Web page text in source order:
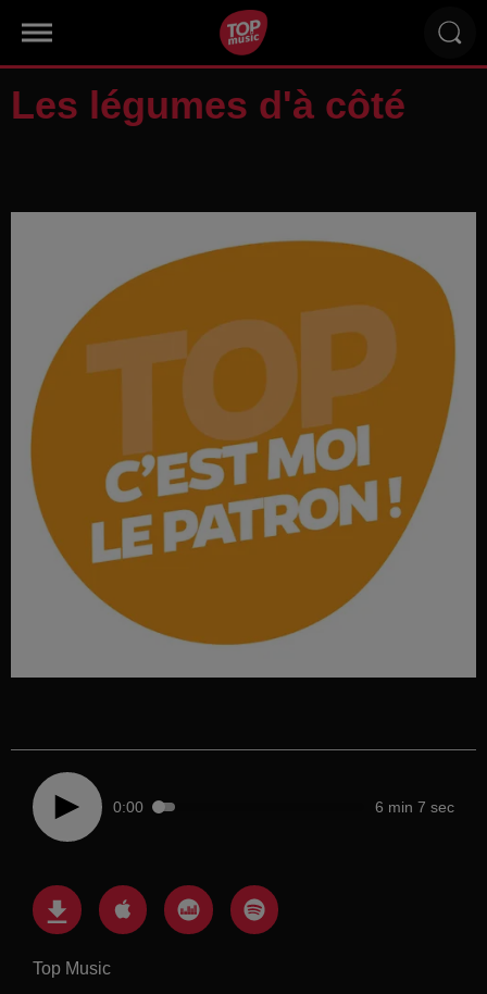
Les légumes d'à côté
0:00 6 min 7 sec
Top Music